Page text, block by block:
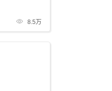
8.5万